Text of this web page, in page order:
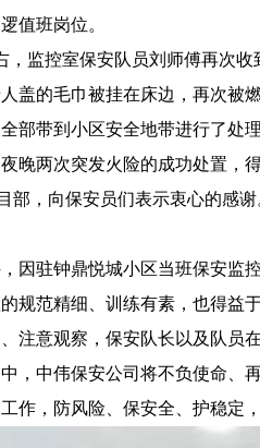
值班岗位。
，监控室保安队员刘师傅再次
盖的毛巾被挂在床边，再次被
部带到小区安全地带进行了处
晚两次突发火险的成功处置，
部，向保安员们表示衷心的感
因驻钟鼎悦城小区当班保安监
规范精细、训练有素，也得益
注意观察，保安队长以及队员
，中伟保安公司将不负使命、
作，防风险、保安全、护稳定